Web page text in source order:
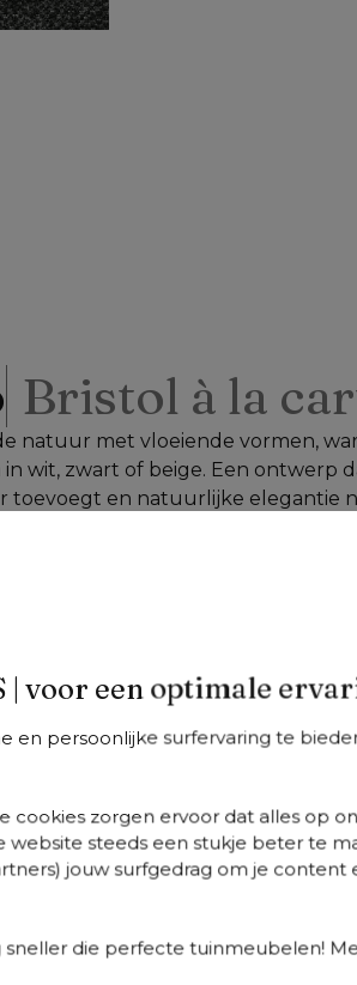
| voor een optimale
en persoonlijke surfervaring te
cookies zorgen ervoor dat alles op
website steeds een stukje beter te
jouw surfgedrag om je
sneller die perfecte tuinmeubelen!
Bristol à la
natuur met vloeiende vormen,
wit, zwart of beige. Een ontwerp
toevoegt en natuurlijke elegantie
Donato
+ varianten
Donato
met marbella beige
all weather
Donato
+
Donato
met
pewter